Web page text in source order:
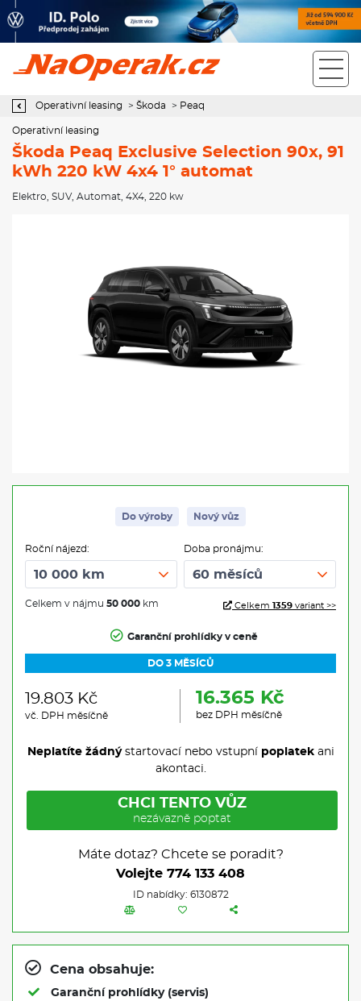
Operativní leasing Škoda Peaq Exclusive Selection 90x, 91 kWh
Operativní leasing > Škoda > Peaq
Operativní leasing
Škoda Peaq Exclusive Selection 90x, 91
kWh 220 kW 4x4 1° automat
Elektro SUV, Automat 4X4 , 220 kw
Do výroby Nový vůz
Roční nájezd:
Celkem v nájmu 50 000 km
Doba pronájmu:
Celkem 1359 variant >>
Garanční prohlídky v ceně
DO 3 MĚSÍCŮ
19.803 Kč
vč. DPH měsíčně
16.365 Kč
bez DPH měsíčně
Neplatíte žádnýstartovací nebo vstupní poplatekani
akontaci.
CHCI TENTO VŮZ
nezávazně poptat
Máte dotaz? Chcete se poradit?
Volejte 774 133 408
ID nabídky: 6130872
Cena obsahuje:
Garanční prohlídky (servis)